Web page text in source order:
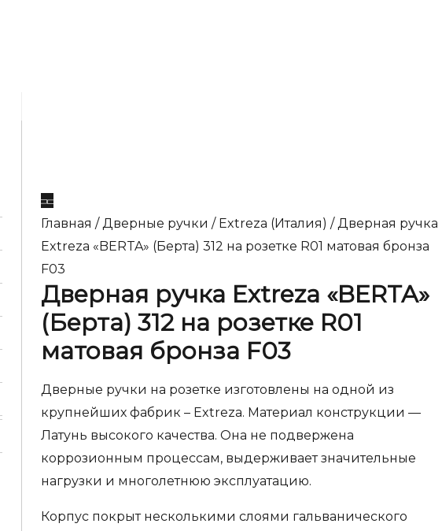
Главная /Дверные ручки / Extreza (Италия) / Дверная ручка
Extreza «BERTA» (Берта) 312 на розетке R01 матовая бронза
F03
Дверная ручка Extreza «BERTA»
(Берта) 312 на розетке R01
матовая бронза F03
Дверные ручки на розетке изготовлены на одной из
крупнейших фабрик – Extreza. Материал конструкции —
Латунь высокого качества. Она не подвержена
коррозионным процессам, выдерживает значительные
нагрузки и многолетнюю эксплуатацию.
Корпус покрыт несколькими слоями гальванического